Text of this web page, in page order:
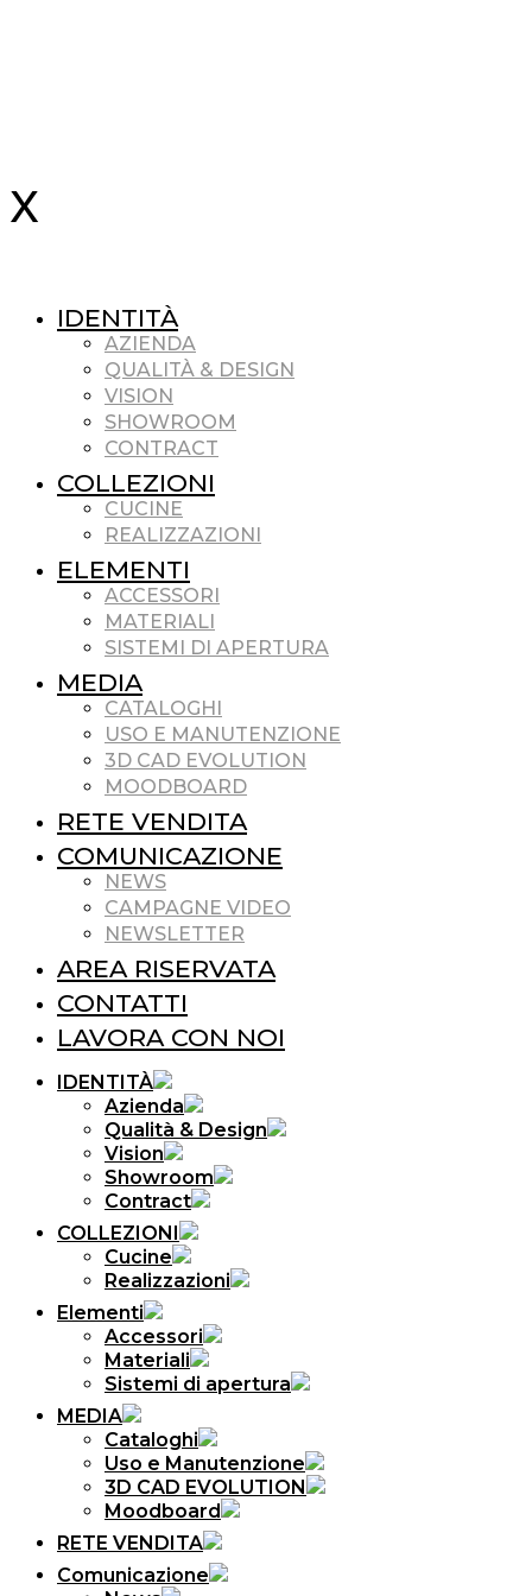
IDENTITÀ
AZIENDA
QUALITÀ & DESIGN
VISION
SHOWROOM
CONTRACT
COLLEZIONI
CUCINE
REALIZZAZIONI
ELEMENTI
ACCESSORI
MATERIALI
SISTEMI DI APERTURA
MEDIA
CATALOGHI
USO E MANUTENZIONE
3D CAD EVOLUTION
MOODBOARD
RETE VENDITA
COMUNICAZIONE
NEWS
CAMPAGNE VIDEO
NEWSLETTER
AREA RISERVATA
CONTATTI
LAVORA CON NOI
IDENTITÀ
Azienda
Qualità & Design
Vision
Showroom
Contract
COLLEZIONI
Cucine
Realizzazioni
Elementi
Accessori
Materiali
Sistemi di apertura
MEDIA
Cataloghi
Uso e Manutenzione
3D CAD EVOLUTION
Moodboard
RETE VENDITA
Comunicazione